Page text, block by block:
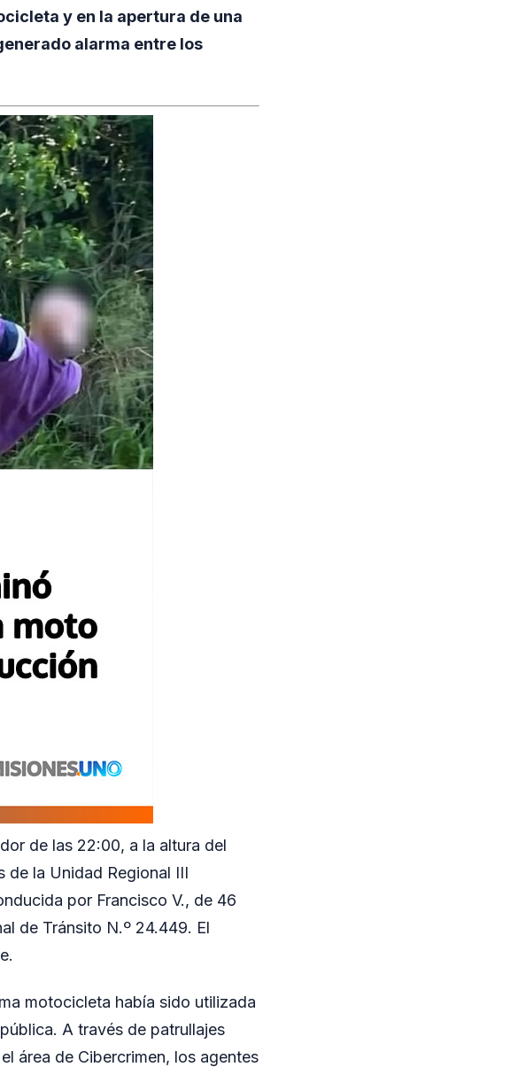
y en la apertura de una
alarma entre los
de las 22:00, a la altura del
de la Unidad Regional III
por Francisco V., de 46
de Tránsito N.º 24.449. El
motocicleta había sido utilizada
A través de patrullajes
área de Cibercrimen, los agentes